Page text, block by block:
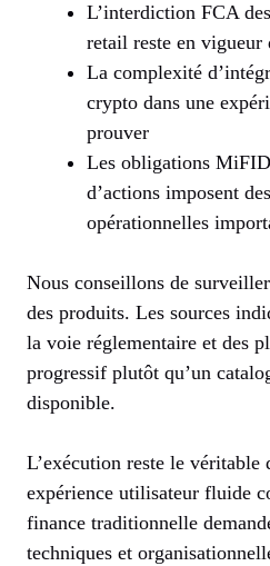
L’interdiction FCA
retail reste en
La complexité
crypto dans une
prouver
Les obligations
d’actions imposent
opérationnelles
Nous conseillons de
des produits. Les sources
la voie réglementaire et des
progressif plutôt qu’un
disponible.
L’exécution reste le véritable
expérience utilisateur fluide
finance traditionnelle
techniques et